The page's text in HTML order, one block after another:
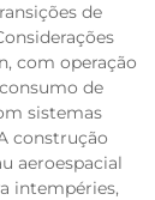
de
com operação
de
sistemas
construção
aeroespacial
intempéries,